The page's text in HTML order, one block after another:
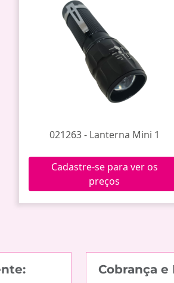
021263 - Lanterna Mini 1
Cadastre-se para ver os
preços
Cobrança e